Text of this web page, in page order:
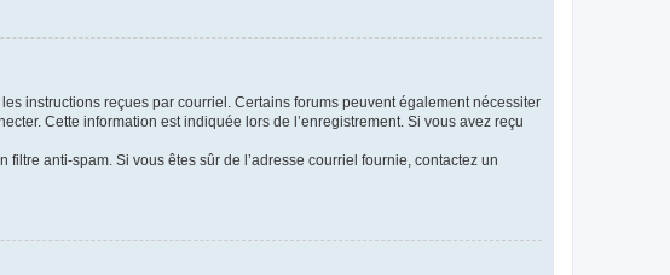
instructions reçues par courriel. Certains forums peuvent également nécessiter
Cette information est indiquée lors de l’enregistrement. Si vous avez reçu
anti-spam. Si vous êtes sûr de l’adresse courriel fournie, contactez un